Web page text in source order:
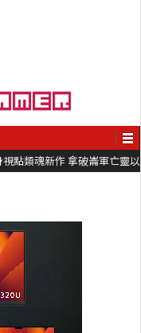
點類魂新作 拿破崙軍亡靈以